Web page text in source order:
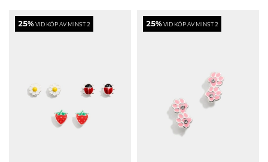
25%VID KÖP AV MINST 2 25%VID KÖP AV MINST 2